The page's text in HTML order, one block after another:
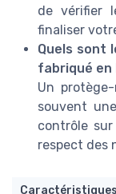
de vérifier
finaliser
Quels sont
fabriqué en
Un
souvent
contrôle
respect des
Caractéristiques